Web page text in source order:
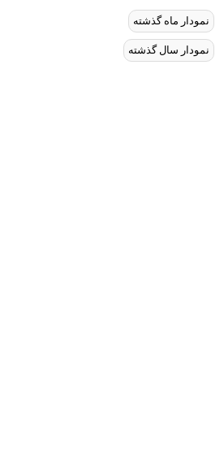
نمودار ماه گذشته
نمودار سال گذشته